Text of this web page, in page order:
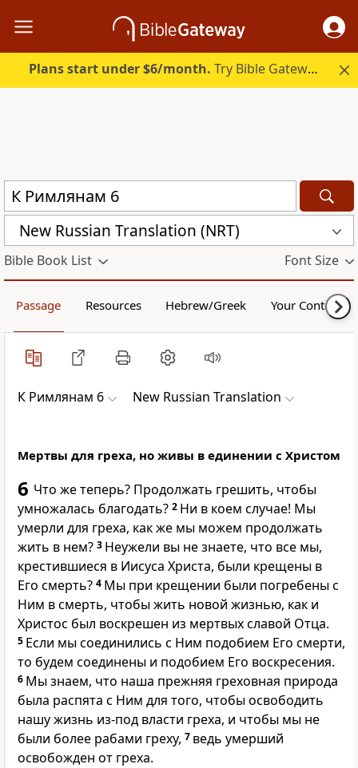
Plans start under $6/month. Try Bible Gateway Plus.
New Russian Translation (NRT)
Bible Book List Font Size
Passage Resources Hebrew/Greek Your Content
К Римлянам 6 New Russian Translation
Мертвы для греха, но живы в единении с Христом
6 Что же теперь? Продолжать грешить, чтобы
умножалась благодать? 2 Ни в коем случае! Мы
умерли для греха, как же мы можем продолжать
жить в нем? 3 Неужели вы не знаете, что все мы,
крестившиеся в Иисуса Христа, были крещены в
Его смерть? 4 Мы при крещении были погребены с
Ним в смерть, чтобы жить новой жизнью, как и
Христос был воскрешен из мертвых славой Отца.
5 Если мы соединились с Ним подобием Его смерти,
то будем соединены и подобием Его воскресения.
6 Мы знаем, что наша прежняя греховная природа
была распята с Ним для того, чтобы освободить
нашу жизнь из-под власти греха, и чтобы мы не
были более рабами греху, 7 ведь умерший
освобожден от греха.